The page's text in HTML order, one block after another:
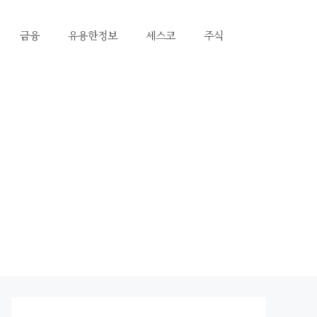
금융 유용한정보 세스코 주식